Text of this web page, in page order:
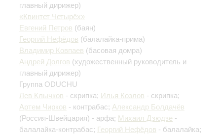
главный дирижер)
«Квинтет Четырёх»
Евгений Петров (баян)
Георгий Нефёдов (балалайка-прима)
Владимир Ковпаев (басовая домра)
Андрей Долгов (художественный руководитель и
главный дирижер)
Группа ODUCHU
Лев Клычков - скрипка; Илья Козлов - скрипка;
Артем Чирков - контрабас; Александр Болдачёв
(Россия-Швейцария) - арфа; Михаил Дзюдзе -
балалайка-контрабас; Георгий Нефёдов - балалайка;